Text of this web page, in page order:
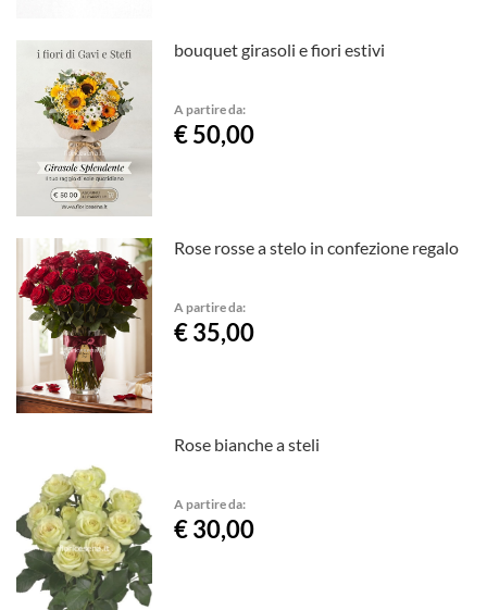
bouquet girasoli e fiori estivi
A partire da:
€ 50,00
Rose rosse a stelo in confezione regalo
A partire da:
€ 35,00
Rose bianche a steli
A partire da:
€ 30,00